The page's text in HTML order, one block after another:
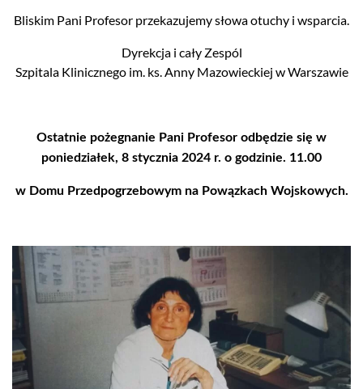
Bliskim Pani Profesor przekazujemy słowa otuchy i wsparcia.
Dyrekcja i cały Zespól
Szpitala Klinicznego im. ks. Anny Mazowieckiej w Warszawie
Ostatnie pożegnanie Pani Profesor odbędzie się w
poniedziałek, 8 stycznia 2024 r. o godzinie. 11.00
w Domu Przedpogrzebowym na Powązkach Wojskowych.